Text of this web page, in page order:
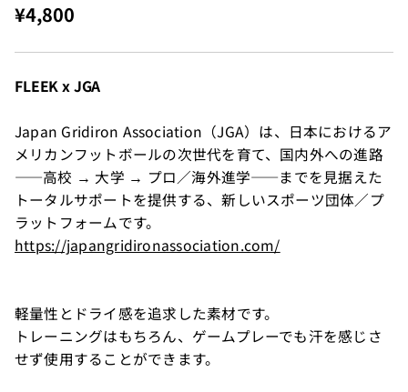
¥4,800
FLEEK x JGA
Japan Gridiron Association（JGA）は、日本におけるア
メリカンフットボールの次世代を育て、国内外への進路
――高校 → 大学 → プロ／海外進学――までを見据えた
トータルサポートを提供する、新しいスポーツ団体／プ
ラットフォームです。
https://japangridironassociation.com/
軽量性とドライ感を追求した素材です。
トレーニングはもちろん、ゲームプレーでも汗を感じさ
せず使用することができます。